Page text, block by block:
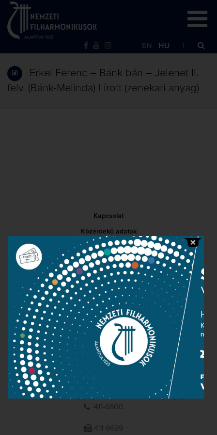
EN HU
Erkel Ferenc – Bánk bán – Jelenet II.
felv. (Bánk-Melinda) | írott (zenekari anyag)
Kapcsolat
Közérdekű adatok
Sajtószoba
Adatvédelem
Impresszum
NEMZETI
FILHARMONIKUSOK
1095 Budapest, Komor Marcell u. 1. (Müpa)
411-6600
411-6699